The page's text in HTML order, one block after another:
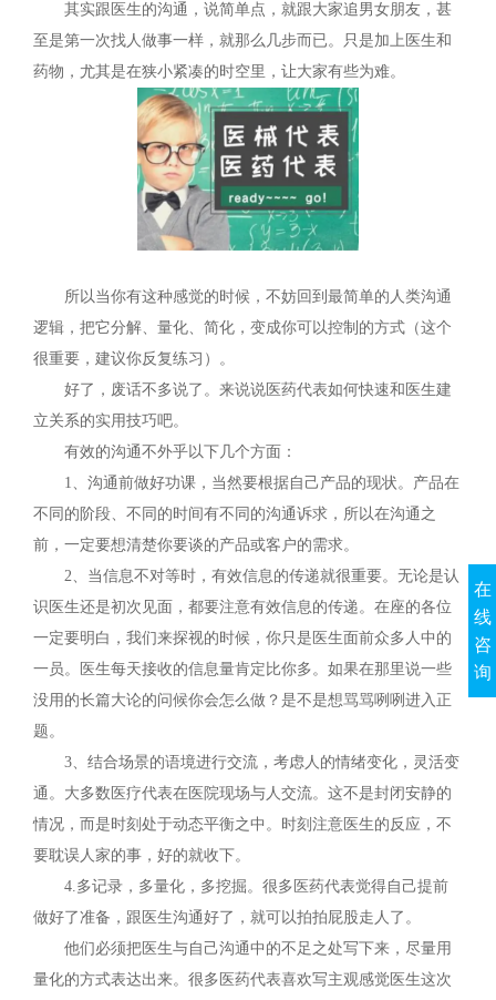
其实跟医生的沟通，说简单点，就跟大家追男女朋友，甚
至是第一次找人做事一样，就那么几步而已。只是加上医生和
药物，尤其是在狭小紧凑的时空里，让大家有些为难。
所以当你有这种感觉的时候，不妨回到最简单的人类沟通
逻辑，把它分解、量化、简化，变成你可以控制的方式（这个
很重要，建议你反复练习）。
好了，废话不多说了。来说说医药代表如何快速和医生建
立关系的实用技巧吧。
有效的沟通不外乎以下几个方面：
1、沟通前做好功课，当然要根据自己产品的现状。产品在
不同的阶段、不同的时间有不同的沟通诉求，所以在沟通之
前，一定要想清楚你要谈的产品或客户的需求。
2、当信息不对等时，有效信息的传递就很重要。无论是认
识医生还是初次见面，都要注意有效信息的传递。在座的各位
一定要明白，我们来探视的时候，你只是医生面前众多人中的
一员。医生每天接收的信息量肯定比你多。如果在那里说一些
没用的长篇大论的问候你会怎么做？是不是想骂骂咧咧进入正
题。
3、结合场景的语境进行交流，考虑人的情绪变化，灵活变
通。大多数医疗代表在医院现场与人交流。这不是封闭安静的
情况，而是时刻处于动态平衡之中。时刻注意医生的反应，不
要耽误人家的事，好的就收下。
4.多记录，多量化，多挖掘。很多医药代表觉得自己提前
做好了准备，跟医生沟通好了，就可以拍拍屁股走人了。
他们必须把医生与自己沟通中的不足之处写下来，尽量用
量化的方式表达出来。很多医药代表喜欢写主观感觉医生这次
在
线
咨
询